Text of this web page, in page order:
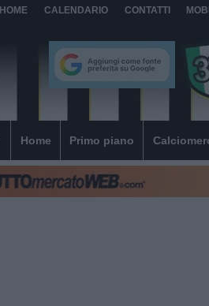
HOME CALENDARIO CONTATTI
Home Primo piano